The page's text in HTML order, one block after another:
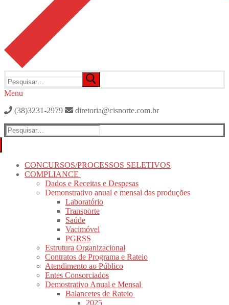
por:
Menu
(38)3231-2979
diretoria@cisnorte.com.br
Pesquisar
por:
CONCURSOS/PROCESSOS SELETIVOS
COMPLIANCE
Dados e Receitas e Despesas
Demonstrativo anual e mensal das produções
Laboratório
Transporte
Saúde
Vacimóvel
PGRSS
Estrutura Organizacional
Contratos de Programa e Rateio
Atendimento ao Público
Entes Consorciados
Demostrativo Anual e Mensal
Balancetes de Rateio
2025